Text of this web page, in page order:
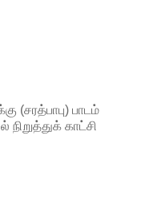
(சரத்பாபு) பாடம்
காட்சி